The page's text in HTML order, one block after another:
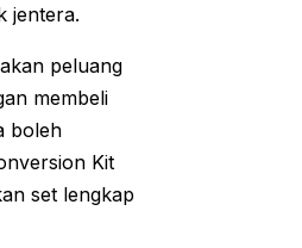
jentera.
peluang
membeli
boleh
Kit
set lengkap